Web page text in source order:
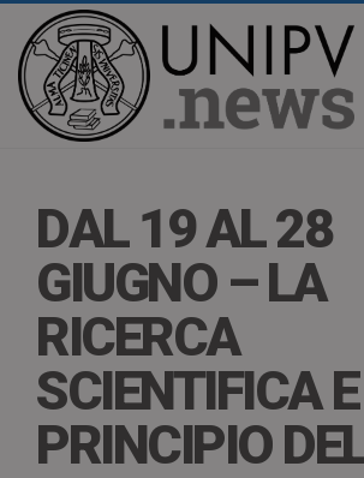
DAL 19 AL 28
GIUGNO – LA
RICERCA
SCIENTIFICA
PRINCIPIO